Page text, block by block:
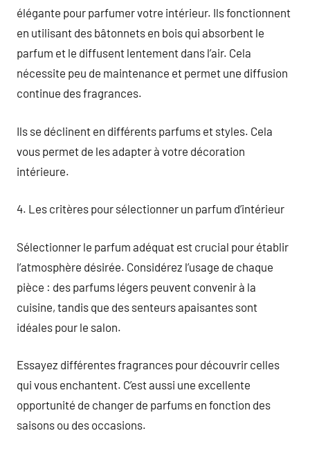
élégante pour parfumer votre intérieur. Ils fonctionnent
en utilisant des bâtonnets en bois qui absorbent le
parfum et le diffusent lentement dans l’air. Cela
nécessite peu de maintenance et permet une diffusion
continue des fragrances.
Ils se déclinent en différents parfums et styles. Cela
vous permet de les adapter à votre décoration
intérieure.
4. Les critères pour sélectionner un parfum d’intérieur
Sélectionner le parfum adéquat est crucial pour établir
l’atmosphère désirée. Considérez l’usage de chaque
pièce : des parfums légers peuvent convenir à la
cuisine, tandis que des senteurs apaisantes sont
idéales pour le salon.
Essayez différentes fragrances pour découvrir celles
qui vous enchantent. C’est aussi une excellente
opportunité de changer de parfums en fonction des
saisons ou des occasions.